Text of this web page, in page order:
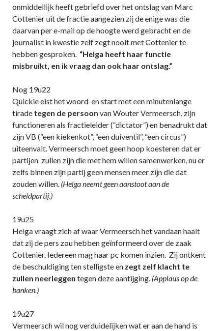
onmiddellijk heeft gebriefd over het ontslag van Marc
Cottenier uit de fractie aangezien zij de enige was die
daarvan per e-mail op de hoogte werd gebracht en de
journalist in kwestie zelf zegt nooit met Cottenier te
hebben gesproken. “Helga heeft haar functie
misbruikt, en ik vraag dan ook haar ontslag.”
Nog 19u22
Quickie eist het woord en start met een minutenlange
tirade tegen de persoon van Wouter Vermeersch, zijn
functioneren als fractieleider (“dictator”) en benadrukt dat
zijn VB (“een kiekenkot”, “een duiventil”, “een circus”)
uiteenvalt. Vermeersch moet geen hoop koesteren dat er
partijen zullen zijn die met hem willen samenwerken, nu er
zelfs binnen zijn partij geen mensen meer zijn die dat
zouden willen. (Helga neemt geen aanstoot aan de
scheldpartij.)
19u25
Helga vraagt zich af waar Vermeersch het vandaan haalt
dat zij de pers zou hebben geïnformeerd over de zaak
Cottenier. Iedereen mag haar pc komen inzien. Zij ontkent
de beschuldiging ten stelligste en zegt zelf klacht te
zullen neerleggen tegen deze aantijging. (Applaus op de
banken.)
19u27
Vermeersch wil nog verduidelijken wat er aan de hand is